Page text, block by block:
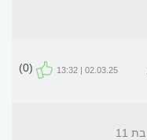
02.03.25 | 13:32
(0)